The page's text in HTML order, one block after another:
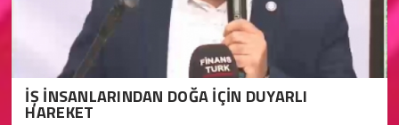
İŞ İNSANLARINDAN DOĞA İÇİN DUYARLI
HAREKET